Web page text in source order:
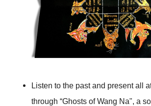
Listen to the past and present all
through “Ghosts of Wang Na", a